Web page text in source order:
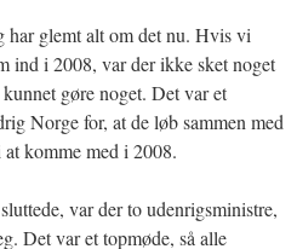
har glemt alt om det nu. Hvis vi
ind i 2008, var der ikke sket noget
gøre noget. Det var et
Norge for, at de løb sammen med
komme med i 2008.
var der to udenrigsministre,
Det var et topmøde, så alle